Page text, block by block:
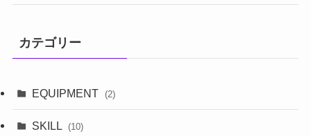
カテゴリー
EQUIPMENT (2)
SKILL (10)